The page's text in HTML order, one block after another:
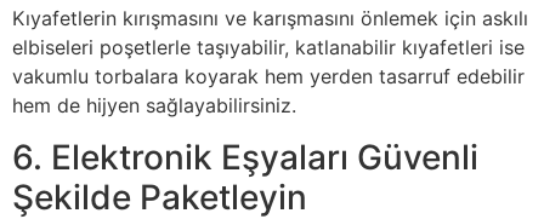
Kıyafetlerin kırışmasını ve karışmasını önlemek için askılı
elbiseleri poşetlerle taşıyabilir, katlanabilir kıyafetleri ise
vakumlu torbalara koyarak hem yerden tasarruf edebilir
hem de hijyen sağlayabilirsiniz.
6. Elektronik Eşyaları Güvenli
Şekilde Paketleyin